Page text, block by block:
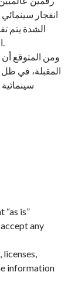
انفجار
الشدة يتم
ومن المتوقع أن
المقبلة، في ظل
is”
any
information